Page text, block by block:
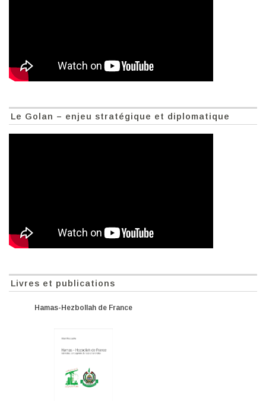
Le Golan – enjeu stratégique et diplomatique
Livres et publications
Hamas-Hezbollah de France